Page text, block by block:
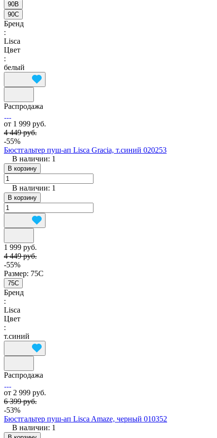
90B
90C
Бренд
:
Lisca
Цвет
:
белый
Распродажа
от 1 999 руб.
4 449 руб.
-55%
Бюстгальтер пуш-ап Lisca Gracia, т.синий 020253
В наличии: 1
В корзину
В наличии: 1
В корзину
1 999 руб.
4 449 руб.
-55%
Размер: 75C
75C
Бренд
:
Lisca
Цвет
:
т.синий
Распродажа
от 2 999 руб.
6 399 руб.
-53%
Бюстгальтер пуш-ап Lisca Amaze, черный 010352
В наличии: 1